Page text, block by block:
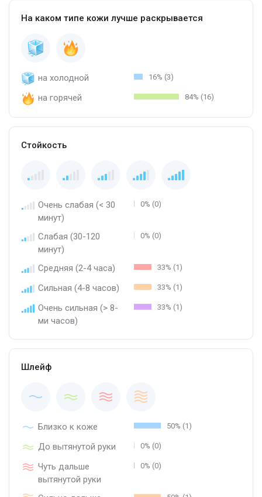
На каком типе кожи лучше раскрывается
на холодной 16% (3)
на горячей 84% (16)
Стойкость
Очень слабая (< 30
минут)
0% (0)
Слабая (30-120
минут)
0% (0)
Средняя (2-4 часа) 33% (1)
Сильная (4-8 часов) 33% (1)
Очень сильная (> 8-
ми часов)
33% (1)
Шлейф
Близко к коже 50% (1)
До вытянутой руки 0% (0)
Чуть дальше
вытянутой руки
0% (0)